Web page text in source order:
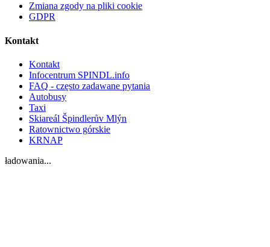
Zmiana zgody na pliki cookie
GDPR
Kontakt
Kontakt
Infocentrum SPINDL.info
FAQ - często zadawane pytania
Autobusy
Taxi
Skiareál Špindlerův Mlýn
Ratownictwo górskie
KRNAP
ładowania...